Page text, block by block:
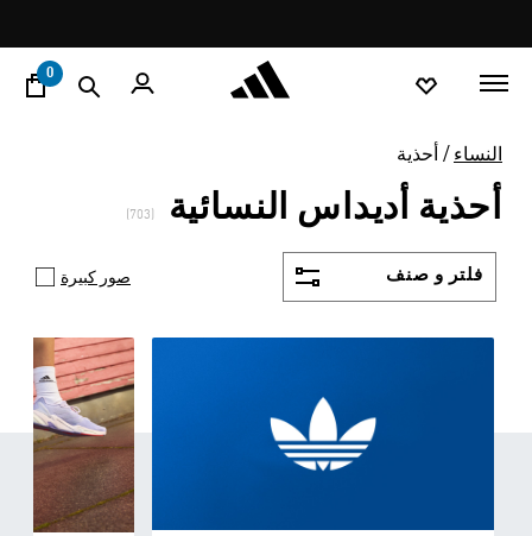
promotion
rotation
0
النساء أحذية
أحذية أديداس النسائية
فلتر و صنف صور كبيرة